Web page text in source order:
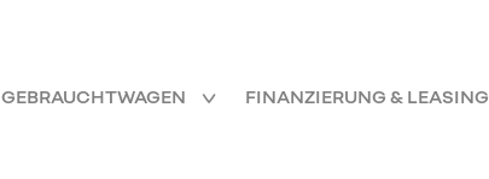
GEBRAUCHTWAGEN FINANZIERUNG & LEASING